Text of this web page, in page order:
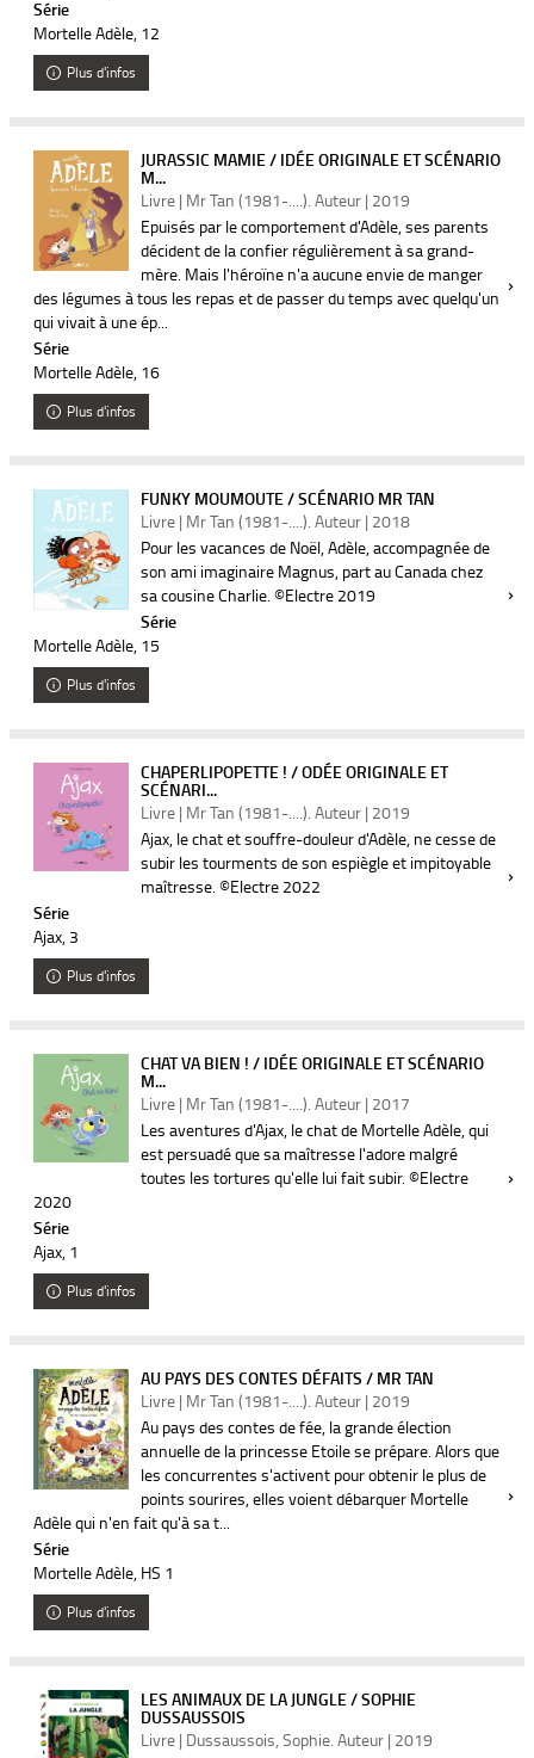
Série
Mortelle Adèle, 12
Plus d'infos
JURASSIC MAMIE / IDÉE ORIGINALE ET SCÉNARIO
M...
Livre | Mr Tan (1981-....). Auteur | 2019
Epuisés par le comportement d'Adèle, ses parents
décident de la confier régulièrement à sa grand-
mère. Mais l'héroïne n'a aucune envie de manger
des légumes à tous les repas et de passer du temps avec quelqu'un
qui vivait à une ép...
Série
Mortelle Adèle, 16
Plus d'infos
FUNKY MOUMOUTE / SCÉNARIO MR TAN
Livre | Mr Tan (1981-....). Auteur | 2018
Pour les vacances de Noël, Adèle, accompagnée de
son ami imaginaire Magnus, part au Canada chez
sa cousine Charlie. ©Electre 2019
Série
Mortelle Adèle, 15
Plus d'infos
CHAPERLIPOPETTE ! / ODÉE ORIGINALE ET
SCÉNARI...
Livre | Mr Tan (1981-....). Auteur | 2019
Ajax, le chat et souffre-douleur d'Adèle, ne cesse de
subir les tourments de son espiègle et impitoyable
maîtresse. ©Electre 2022
Série
Ajax, 3
Plus d'infos
CHAT VA BIEN ! / IDÉE ORIGINALE ET SCÉNARIO
M...
Livre | Mr Tan (1981-....). Auteur | 2017
Les aventures d'Ajax, le chat de Mortelle Adèle, qui
est persuadé que sa maîtresse l'adore malgré
toutes les tortures qu'elle lui fait subir. ©Electre
2020
Série
Ajax, 1
Plus d'infos
AU PAYS DES CONTES DÉFAITS / MR TAN
Livre | Mr Tan (1981-....). Auteur | 2019
Au pays des contes de fée, la grande élection
annuelle de la princesse Etoile se prépare. Alors que
les concurrentes s'activent pour obtenir le plus de
points sourires, elles voient débarquer Mortelle
Adèle qui n'en fait qu'à sa t...
Série
Mortelle Adèle, HS 1
Plus d'infos
LES ANIMAUX DE LA JUNGLE / SOPHIE
DUSSAUSSOIS
Livre | Dussaussois, Sophie. Auteur | 2019